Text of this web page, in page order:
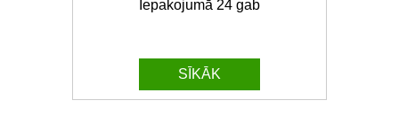
Iepakojumā 24 gab
SĪKĀK